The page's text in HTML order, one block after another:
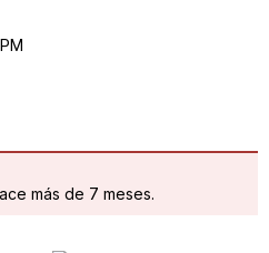
más de 7 meses.